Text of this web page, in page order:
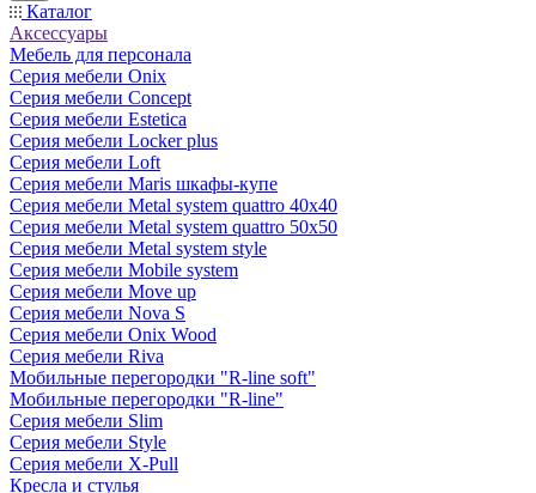
Каталог
Аксессуары
Мебель для персонала
Серия мебели Onix
Серия мебели Concept
Серия мебели Estetica
Серия мебели Locker plus
Серия мебели Loft
Серия мебели Maris шкафы-купе
Серия мебели Metal system quattro 40x40
Серия мебели Metal system quattro 50x50
Серия мебели Metal system style
Серия мебели Mobile system
Серия мебели Move up
Серия мебели Nova S
Серия мебели Onix Wood
Серия мебели Riva
Мобильные перегородки "R-line soft"
Мобильные перегородки "R-line"
Серия мебели Slim
Серия мебели Style
Серия мебели X-Pull
Кресла и стулья